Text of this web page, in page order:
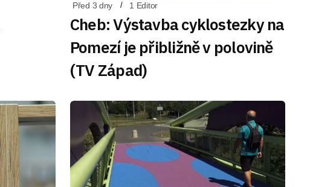
Před 3 dny 1 Editor
Cheb: Výstavba cyklostezky na
Pomezí je přibližně v polovině
(TV Západ)